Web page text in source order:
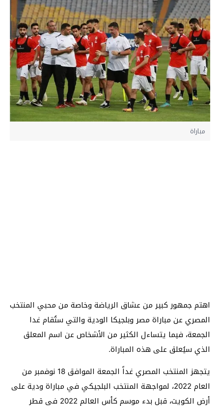
مباراة
اهتم جمهور كبير من عشاق الرياضة وخاصة من محبي المنتخب
المصري عن مباراة مصر وبلجيكا الودية والتي ستُقام غدا
الجمعة، فيما يتساءل الكثير من الأشخاص عن اسم المعلق
الذي سيُعلق على هذه المباراة.
يتجهز المنتخب المصري غداً الجمعة الموافق 18 نوفمبر من
العام 2022، لمواجهة المنتخب البلجيكي في مباراة ودية على
أرض الكويت، قبل بدء موسم كأس العالم 2022 في قطر